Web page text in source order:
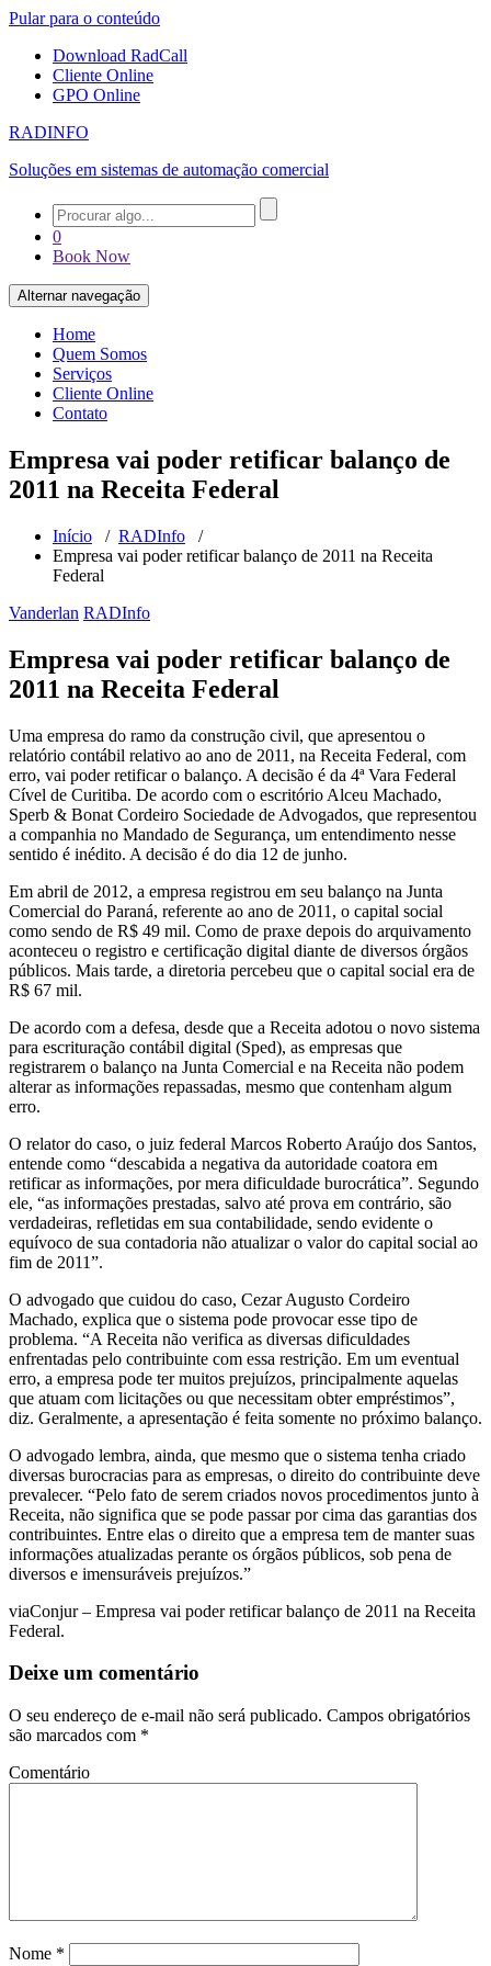
Pular para o conteúdo
Download RadCall
Cliente Online
GPO Online
RADINFO
Soluções em sistemas de automação comercial
0
Book Now
Alternar navegação
Home
Quem Somos
Serviços
Cliente Online
Contato
Empresa vai poder retificar balanço de
2011 na Receita Federal
Início / RADInfo /
Empresa vai poder retificar balanço de 2011 na Receita
Federal
Vanderlan RADInfo
Empresa vai poder retificar balanço de
2011 na Receita Federal
Uma empresa do ramo da construção civil, que apresentou o
relatório contábil relativo ao ano de 2011, na Receita Federal, com
erro, vai poder retificar o balanço. A decisão é da 4ª Vara Federal
Cível de Curitiba. De acordo com o escritório Alceu Machado,
Sperb & Bonat Cordeiro Sociedade de Advogados, que representou
a companhia no Mandado de Segurança, um entendimento nesse
sentido é inédito. A decisão é do dia 12 de junho.
Em abril de 2012, a empresa registrou em seu balanço na Junta
Comercial do Paraná, referente ao ano de 2011, o capital social
como sendo de R$ 49 mil. Como de praxe depois do arquivamento
aconteceu o registro e certificação digital diante de diversos órgãos
públicos. Mais tarde, a diretoria percebeu que o capital social era de
R$ 67 mil.
De acordo com a defesa, desde que a Receita adotou o novo sistema
para escrituração contábil digital (Sped), as empresas que
registrarem o balanço na Junta Comercial e na Receita não podem
alterar as informações repassadas, mesmo que contenham algum
erro.
O relator do caso, o juiz federal Marcos Roberto Araújo dos Santos,
entende como “descabida a negativa da autoridade coatora em
retificar as informações, por mera dificuldade burocrática”. Segundo
ele, “as informações prestadas, salvo até prova em contrário, são
verdadeiras, refletidas em sua contabilidade, sendo evidente o
equívoco de sua contadoria não atualizar o valor do capital social ao
fim de 2011”.
O advogado que cuidou do caso, Cezar Augusto Cordeiro
Machado, explica que o sistema pode provocar esse tipo de
problema. “A Receita não verifica as diversas dificuldades
enfrentadas pelo contribuinte com essa restrição. Em um eventual
erro, a empresa pode ter muitos prejuízos, principalmente aquelas
que atuam com licitações ou que necessitam obter empréstimos”,
diz. Geralmente, a apresentação é feita somente no próximo balanço.
O advogado lembra, ainda, que mesmo que o sistema tenha criado
diversas burocracias para as empresas, o direito do contribuinte deve
prevalecer. “Pelo fato de serem criados novos procedimentos junto à
Receita, não significa que se pode passar por cima das garantias dos
contribuintes. Entre elas o direito que a empresa tem de manter suas
informações atualizadas perante os órgãos públicos, sob pena de
diversos e imensuráveis prejuízos.”
viaConjur – Empresa vai poder retificar balanço de 2011 na Receita
Federal.
Deixe um comentário
O seu endereço de e-mail não será publicado. Campos obrigatórios
são marcados com *
Comentário
Nome *